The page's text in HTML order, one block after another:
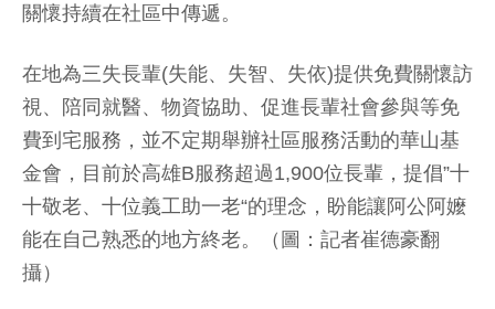
關懷持續在社區中傳遞。
在地為三失長輩(失能、失智、失依)提供免費關懷訪
視、陪同就醫、物資協助、促進長輩社會參與等免
費到宅服務，並不定期舉辦社區服務活動的華山基
金會，目前於高雄B服務超過1,900位長輩，提倡”十
十敬老、十位義工助一老“的理念，盼能讓阿公阿嬤
能在自己熟悉的地方終老。（圖：記者崔德豪翻
攝）